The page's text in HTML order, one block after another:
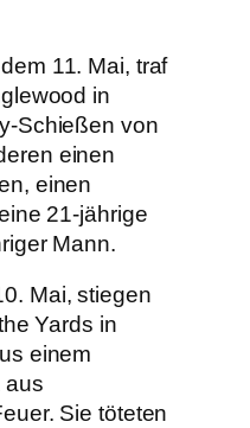
11. Mai, traf
in
Schießen von
einen
einen
21-jährige
Mann.
Mai, stiegen
Yards in
einem
aus
Sie töteten